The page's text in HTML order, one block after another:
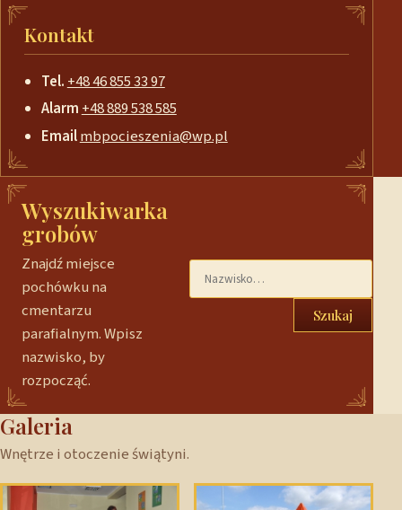
Kontakt
Tel. +48 46 855 33 97
Alarm+48 889 538 585
Emailmbpocieszenia@wp.pl
Wyszukiwarka
grobów
Znajdź miejsce
pochówku na
cmentarzu
parafialnym. Wpisz
nazwisko, by
rozpocząć.
Szukaj
Galeria
Wnętrze i otoczenie świątyni.